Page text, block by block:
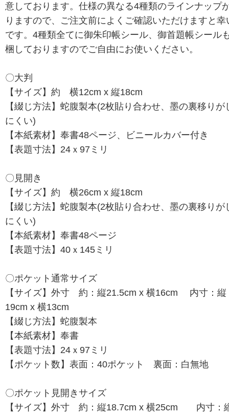
意しております。仕様の異なる4種類のラインナップ
りますので、ご注文前によくご確認いただけますと幸
です。4種類全てに御朱印帳シール、御首題帳シール
梱しておりますのでご自由にお使いください。
〇大判
【サイズ】約 横12cm x 縦18cm
【綴じ方法】蛇腹製本(2枚貼り合わせ、墨の裏移りが
にくい)
【本紙素材】奉書48ページ、ビニールカバー付き
【表題寸法】24ｘ97ミリ
〇見開き
【サイズ】約 横26cm x 縦18cm
【綴じ方法】蛇腹製本(2枚貼り合わせ、墨の裏移りが
にくい)
【本紙素材】奉書48ページ
【表題寸法】40ｘ145ミリ
〇ポケット通常サイズ
【サイズ】外寸 約：縦21.5cm x 横16cm 内寸：縦
19cm x 横13cm
【綴じ方法】蛇腹製本
【本紙素材】奉書
【表題寸法】24ｘ97ミリ
【ポケット数】表面：40ポケット 裏面：白無地
〇ポケット見開きサイズ
【サイズ】外寸 約：縦18.7cm x 横25cm 内寸：